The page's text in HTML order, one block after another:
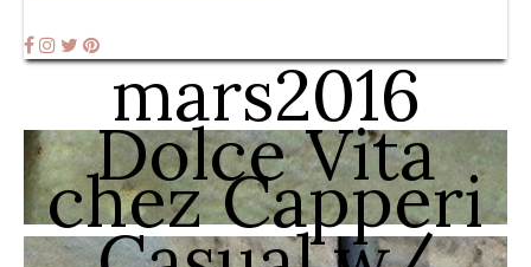
mars2016
Dolce Vita
chez Capperi